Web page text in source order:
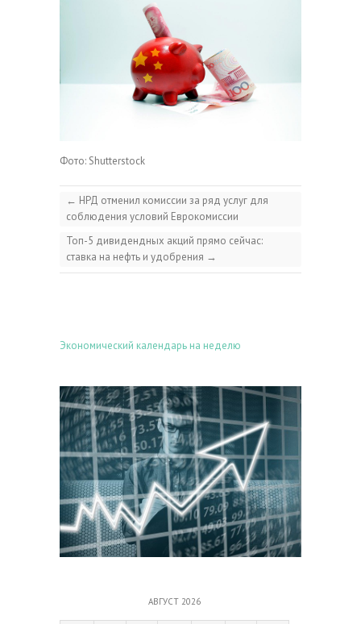
Фото: Shutterstock
← НРД отменил комиссии за ряд услуг для
соблюдения условий Еврокомиссии
Топ-5 дивидендных акций прямо сейчас:
ставка на нефть и удобрения →
Экономический календарь на неделю
АВГУСТ 2026